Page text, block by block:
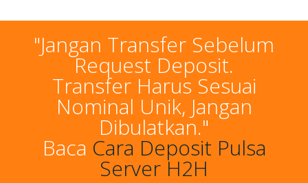
"Jangan Transfer Sebelum
Request Deposit.
Transfer Harus Sesuai
Nominal Unik, Jangan
Dibulatkan."
Baca Cara Deposit Pulsa
Server H2H